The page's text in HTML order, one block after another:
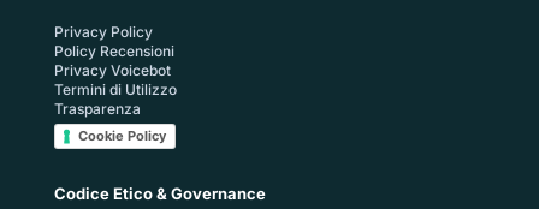
Privacy Policy
Policy Recensioni
Privacy Voicebot
Termini di Utilizzo
Trasparenza
Cookie Policy
Codice Etico & Governance